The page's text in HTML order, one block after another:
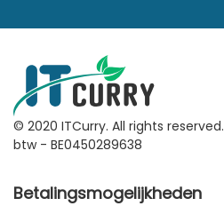
© 2020 ITCurry. All rights reserved.
btw - BE0450289638
Betalingsmogelijkheden